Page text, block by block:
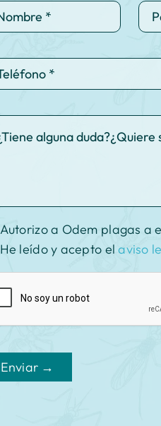
Autorizo a Odem plagas a
He leído y acepto elaviso
Enviar →